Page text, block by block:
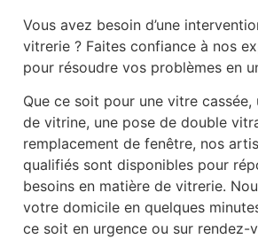
Vous avez besoin d’une
vitrerie ? Faites confiance à nos
pour résoudre vos problèmes en
Que ce soit pour une vitre cassée,
de vitrine, une pose de double
remplacement de fenêtre, nos
qualifiés sont disponibles pour
besoins en matière de vitrerie.
votre domicile en quelques
ce soit en urgence ou sur rendez-